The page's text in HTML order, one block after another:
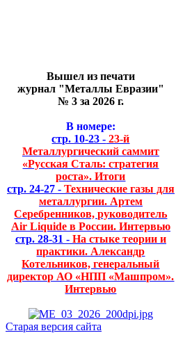
Вышел из печати
журнал "Металлы Евразии"
№ 3 за 2026 г.
В номере:
стр. 10-23 - 23-й
Металлургический саммит
«Русская Сталь: стратегия
роста». Итоги
стр. 24-27 - Технические газы для
металлургии. Артем
Серебренников, руководитель
Air Liquide в России. Интервью
стр. 28-31 - На стыке теории и
практики. Александр
Котельников, генеральный
директор АО «НПП «Машпром».
Интервью
Старая версия сайта